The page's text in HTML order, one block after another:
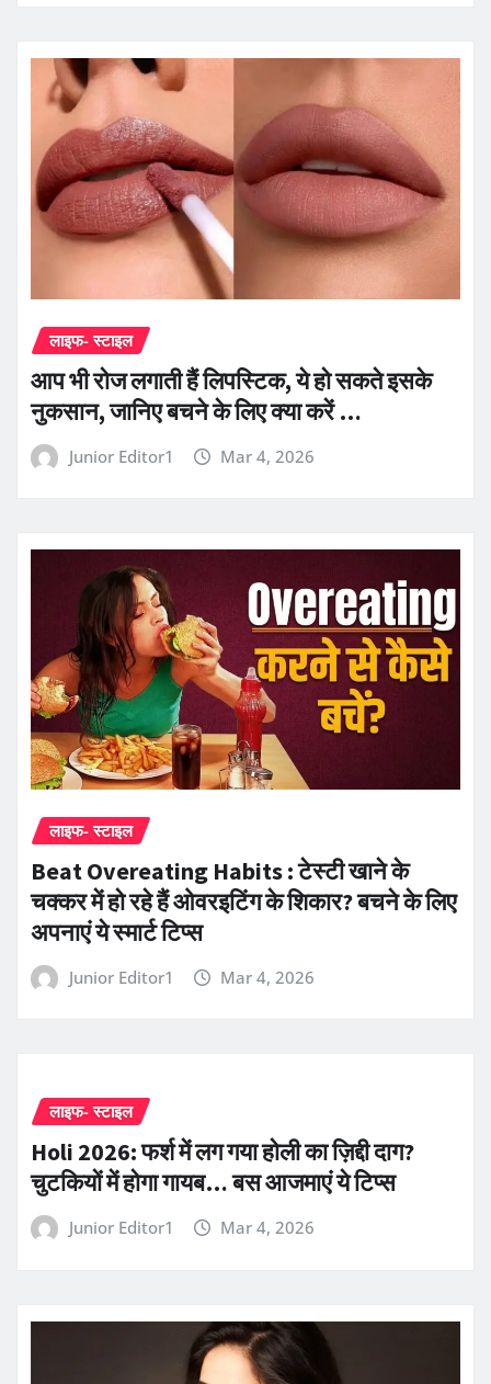
लाइफ- स्टाइल
आप भी रोज लगाती हैं लिपस्टिक, ये हो सकते इसके
नुकसान, जानिए बचने के लिए क्या करें …
Junior Editor1 Mar 4, 2026
लाइफ- स्टाइल
Beat Overeating Habits : टेस्टी खाने के
चक्कर में हो रहे हैं ओवरइटिंग के शिकार? बचने के ल‍िए
अपनाएं ये स्मार्ट टिप्स
Junior Editor1 Mar 4, 2026
लाइफ- स्टाइल
Holi 2026: फर्श में लग गया होली का ज़िद्दी दाग?
चुटकियों में होगा गायब… बस आजमाएं ये टिप्स
Junior Editor1 Mar 4, 2026